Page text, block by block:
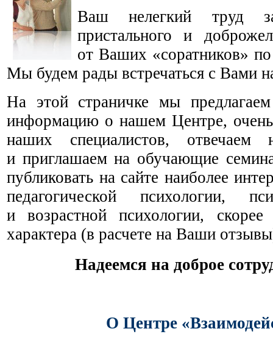
Ваш нелегкий труд
пристальногои
от Ваших «соратников»
Мы будем рады встречаться с Вами
На этой страничке мы предлагаем
информацию о нашем Центре,
наших специалистов, отвечаем
и приглашаем на обучающие
публиковать на сайте наиболее
педагогической психологии,
и возрастной психологии, скорее
характера (в расчете на Ваши
Надеемся на доброе
О Центре